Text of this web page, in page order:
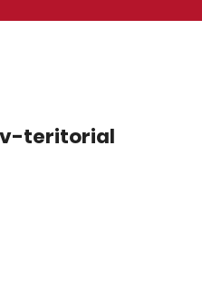
teritorial